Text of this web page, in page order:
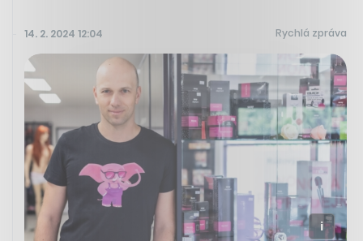
14. 2. 2024 12:04 Rychlá zpráva